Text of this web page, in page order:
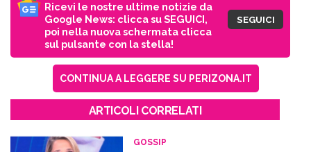
Ricevi le nostre ultime notizie da
Google News: clicca su SEGUICI,
poi nella nuova schermata clicca
sul pulsante con la stella!
SEGUICI
CONTINUA A LEGGERE SU PERIZONA.IT
ARTICOLI CORRELATI
GOSSIP